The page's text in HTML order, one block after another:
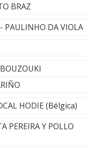
BRAZ
DA VIOLA
HODIE (Bélgica)
PEREIRA Y POLLO